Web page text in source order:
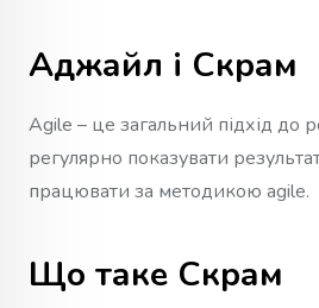
Аджайл і Скрам
Agile – це загальний підхід до
регулярно показувати
працювати за методикою agile.
Що таке Скрам